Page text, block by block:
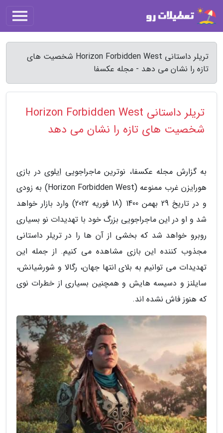
تریلر داستانی Horizon Forbidden West شخصیت های
تازه را نشان می دهد - مجله عکسفا
تریلر داستانی Horizon Forbidden West
شخصیت های تازه را نشان می دهد
به گزارش مجله عکسفا، نوترین ماجراجویی اِیلوی در بازی
هورایزن غرب ممنوعه (Horizon Forbidden West) به زودی
و در تاریخ 29 بهمن 1400 (18 فوریه 2022) وارد بازار خواهد
شد و او در این ماجراجویی بزرگ خود با تهدیدات نو بسیاری
روبرو خواهد شد که بخشی از آن ها را در تریلر داستانی
مجذوب کننده این بازی مشاهده می کنیم. از جمله این
تهدیدات می توانیم به بلای انتها جهان، رگالا و شورشیانش،
سایلنز و دسیسه هایش و همچنین بسیاری از خطرات نوی
که هنوز فاش نشده اند.